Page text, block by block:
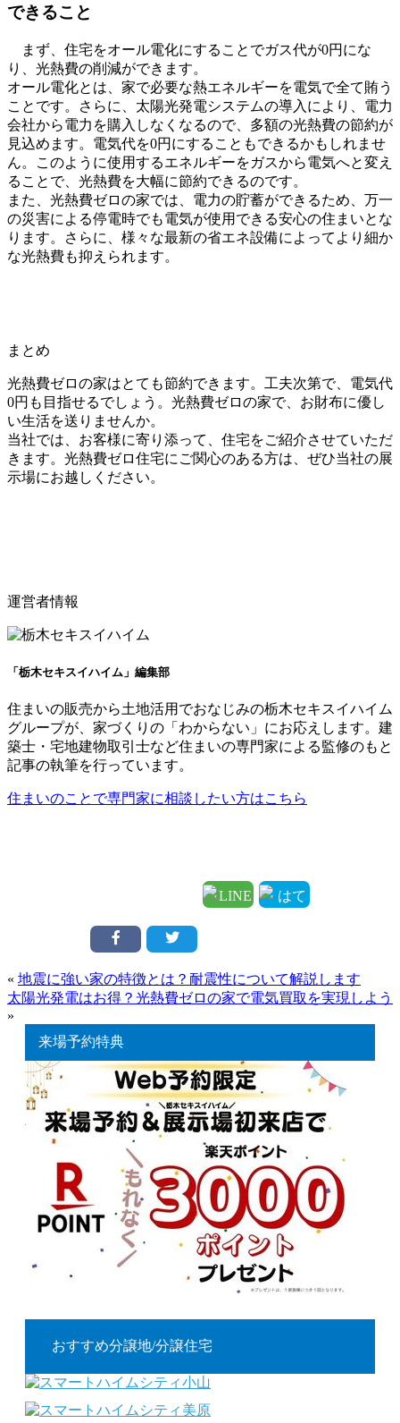
できること
まず、住宅をオール電化にすることでガス代が0円にな
り、光熱費の削減ができます。
オール電化とは、家で必要な熱エネルギーを電気で全て賄う
ことです。さらに、太陽光発電システムの導入により、電力
会社から電力を購入しなくなるので、多額の光熱費の節約が
見込めます。電気代を0円にすることもできるかもしれませ
ん。このように使用するエネルギーをガスから電気へと変え
ることで、光熱費を大幅に節約できるのです。
また、光熱費ゼロの家では、電力の貯蓄ができるため、万一
の災害による停電時でも電気が使用できる安心の住まいとな
ります。さらに、様々な最新の省エネ設備によってより細か
な光熱費も抑えられます。
まとめ
光熱費ゼロの家はとても節約できます。工夫次第で、電気代
0円も目指せるでしょう。光熱費ゼロの家で、お財布に優し
い生活を送りませんか。
当社では、お客様に寄り添って、住宅をご紹介させていただ
きます。光熱費ゼロ住宅にご関心のある方は、ぜひ当社の展
示場にお越しください。
運営者情報
「栃木セキスイハイム」編集部
住まいの販売から土地活用でおなじみの栃木セキスイハイム
グループが、家づくりの「わからない」にお応えします。建
築士・宅地建物取引士など住まいの専門家による監修のもと
記事の執筆を行っています。
住まいのことで専門家に相談したい方はこちら
« 地震に強い家の特徴とは？耐震性について解説します
太陽光発電はお得？光熱費ゼロの家で電気買取を実現しよう
»
来場予約特典
おすすめ分譲地/分譲住宅